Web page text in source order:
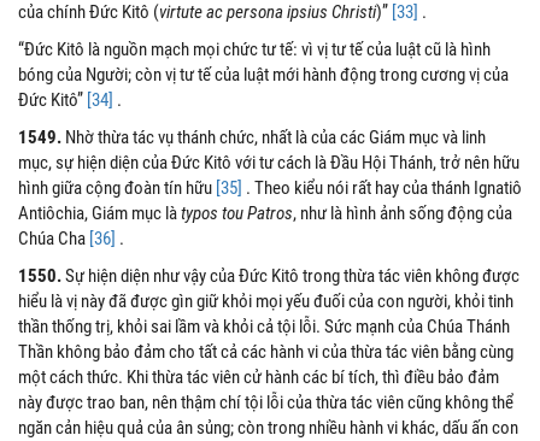
của chính Đức Kitô (virtute ac persona ipsius Christi)” [33] .
“Đức Kitô là nguồn mạch mọi chức tư tế: vì vị tư tế của luật cũ là hình
bóng của Người; còn vị tư tế của luật mới hành động trong cương vị của
Đức Kitô” [34] .
1549. Nhờ thừa tác vụ thánh chức, nhất là của các Giám mục và linh
mục, sự hiện diện của Đức Kitô với tư cách là Đầu Hội Thánh, trở nên hữu
hình giữa cộng đoàn tín hữu [35] . Theo kiểu nói rất hay của thánh Ignatiô
Antiôchia, Giám mục làtypos tou Patros, như là hình ảnh sống động của
Chúa Cha [36] .
1550.Sự hiện diện như vậy của Đức Kitô trong thừa tác viên không được
hiểu là vị này đã được gìn giữ khỏi mọi yếu đuối của con người, khỏi tinh
thần thống trị, khỏi sai lầm và khỏi cả tội lỗi. Sức mạnh của Chúa Thánh
Thần không bảo đảm cho tất cả các hành vi của thừa tác viên bằng cùng
một cách thức. Khi thừa tác viên cử hành các bí tích, thì điều bảo đảm
này được trao ban, nên thậm chí tội lỗi của thừa tác viên cũng không thể
ngăn cản hiệu quả của ân sủng; còn trong nhiều hành vi khác, dấu ấn con